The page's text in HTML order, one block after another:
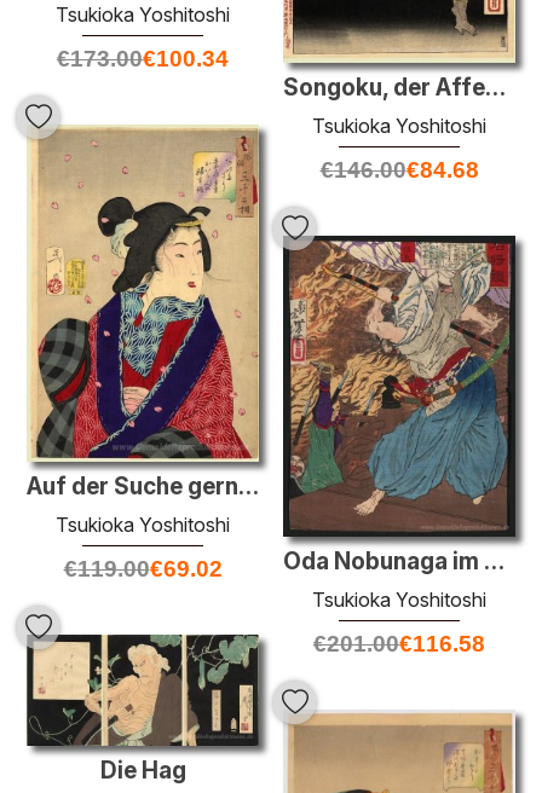
Tsukioka Yoshitoshi
€173.00€100.34
Songoku, der Affenkönig und die Edelstein Hare vom Mond
Tsukioka Yoshitoshi
€146.00€84.68
Auf der Suche gerne jemanden kennen lernen - das Aussehen einer
Tsukioka Yoshitoshi
€119.00€69.02 Oda Nobunaga im Kampf mit einem anderen Krieger, den er klopft v
Tsukioka Yoshitoshi
€201.00€116.58
Die Hag